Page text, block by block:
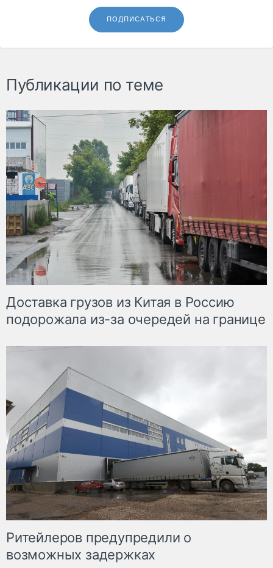
ПОДПИСАТЬСЯ
Публикации по теме
Доставка грузов из Китая в Россию
подорожала из-за очередей на границе
Ритейлеров предупредили о
возможных задержках